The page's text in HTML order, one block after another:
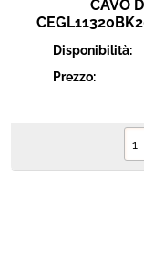
CAVO
Disponibilità:
Prezzo: